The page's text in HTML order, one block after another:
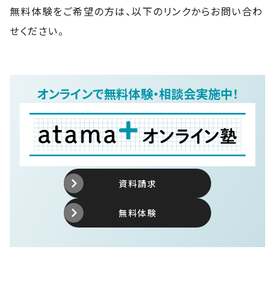
無料体験をご希望の方は、以下のリンクからお問い合わ
せください。
オンラインで無料体験・相談会実施中！
資料請求
無料体験